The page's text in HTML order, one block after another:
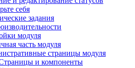
себя
задания
модуля
часть модуля
страницы модуля
и компоненты